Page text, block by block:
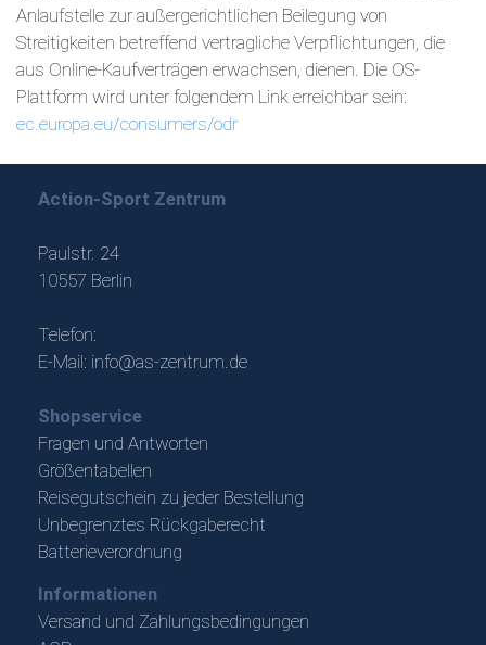
Anlaufstelle zur außergerichtlichen Beilegung von
Streitigkeiten betreffend vertragliche Verpflichtungen, die
aus Online-Kaufverträgen erwachsen, dienen. Die OS-
Plattform wird unter folgendem Link erreichbar sein:
ec.europa.eu/consumers/odr
Action-Sport Zentrum
Paulstr. 24
10557 Berlin
Telefon:
E-Mail: info@as-zentrum.de
Shopservice
Fragen und Antworten
Größentabellen
Reisegutschein zu jeder Bestellung
Unbegrenztes Rückgaberecht
Batterieverordnung
Informationen
Versand und Zahlungsbedingungen